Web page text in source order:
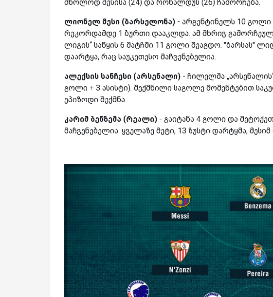
მხოლოდ მესისა (24) და რონალდუს (26) ჩამორჩება.
ლიონელ მესი (ბარსელონა) - არგენტინელს 10 გოლი
რეკორდამდე 1 ბურთი დააკლდა. ამ მხრივ
ლიგის“ საწყის 6 მატჩში 11 გოლი შეაგდო. "ბარსას"
დაარტყა, რაც საუკეთესო მაჩვენებელია.
ალექსის სანჩესი (არსენალი) - ჩილელმა
გოლი + 3 ასისტი). შექმნილი საგოლე მომენტებით
ეპიზოდი შექმნა.
კარიმ ბენზემა (რეალი) - გაიტანა 4 გოლი და
მაჩვენებელია. ყველაზე მეტი, 13 ზუსტი დარტყმა,